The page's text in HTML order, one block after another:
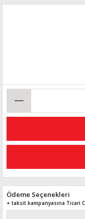
Ödeme Seçenekleri
+ taksit kampanyasına Ticari